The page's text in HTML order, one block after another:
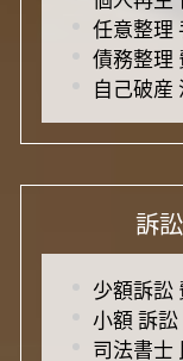
任意整理
債務整理
自己破産
訴
少額訴訟
小額 訴訟
司法書士